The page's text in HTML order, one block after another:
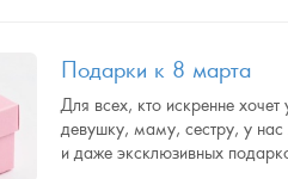
Подарки к 8 марта
Для всех, кто искренне
девушку, маму, сестру, у
и даже эксклюзивных